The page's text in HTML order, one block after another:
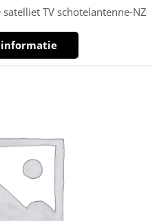
TV schotelantenne-NZ
informatie